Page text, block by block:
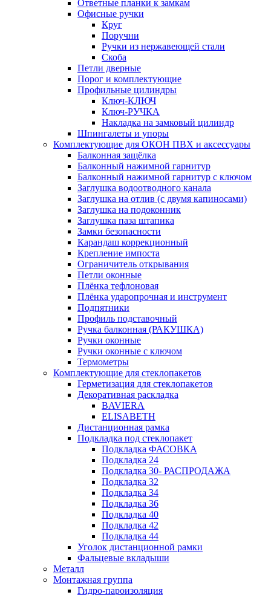
Ответные планки к замкам
Офисные ручки
Круг
Поручни
Ручки из нержавеющей стали
Скоба
Петли дверные
Порог и комплектующие
Профильные цилиндры
Ключ-КЛЮЧ
Ключ-РУЧКА
Накладка на замковый цилиндр
Шпингалеты и упоры
Комплектующие для ОКОН ПВХ и аксессуары
Балконная защёлка
Балконный нажимной гарнитур
Балконный нажимной гарнитур с ключом
Заглушка водоотводного канала
Заглушка на отлив (с двумя капиносами)
Заглушка на подоконник
Заглушка паза штапика
Замки безопасности
Карандаш коррекционный
Крепление импоста
Ограничитель открывания
Петли оконные
Плёнка тефлоновая
Плёнка ударопрочная и инструмент
Подпятники
Профиль подставочный
Ручка балконная (РАКУШКА)
Ручки оконные
Ручки оконные с ключом
Термометры
Комплектующие для стеклопакетов
Герметизация для стеклопакетов
Декоративная раскладка
BAVIERA
ELISABETH
Дистанционная рамка
Подкладка под стеклопакет
Подкладка ФАСОВКА
Подкладка 24
Подкладка 30- РАСПРОДАЖА
Подкладка 32
Подкладка 34
Подкладка 36
Подкладка 40
Подкладка 42
Подкладка 44
Уголок дистанционной рамки
Фальцевые вкладыши
Металл
Монтажная группа
Гидро-пароизоляция